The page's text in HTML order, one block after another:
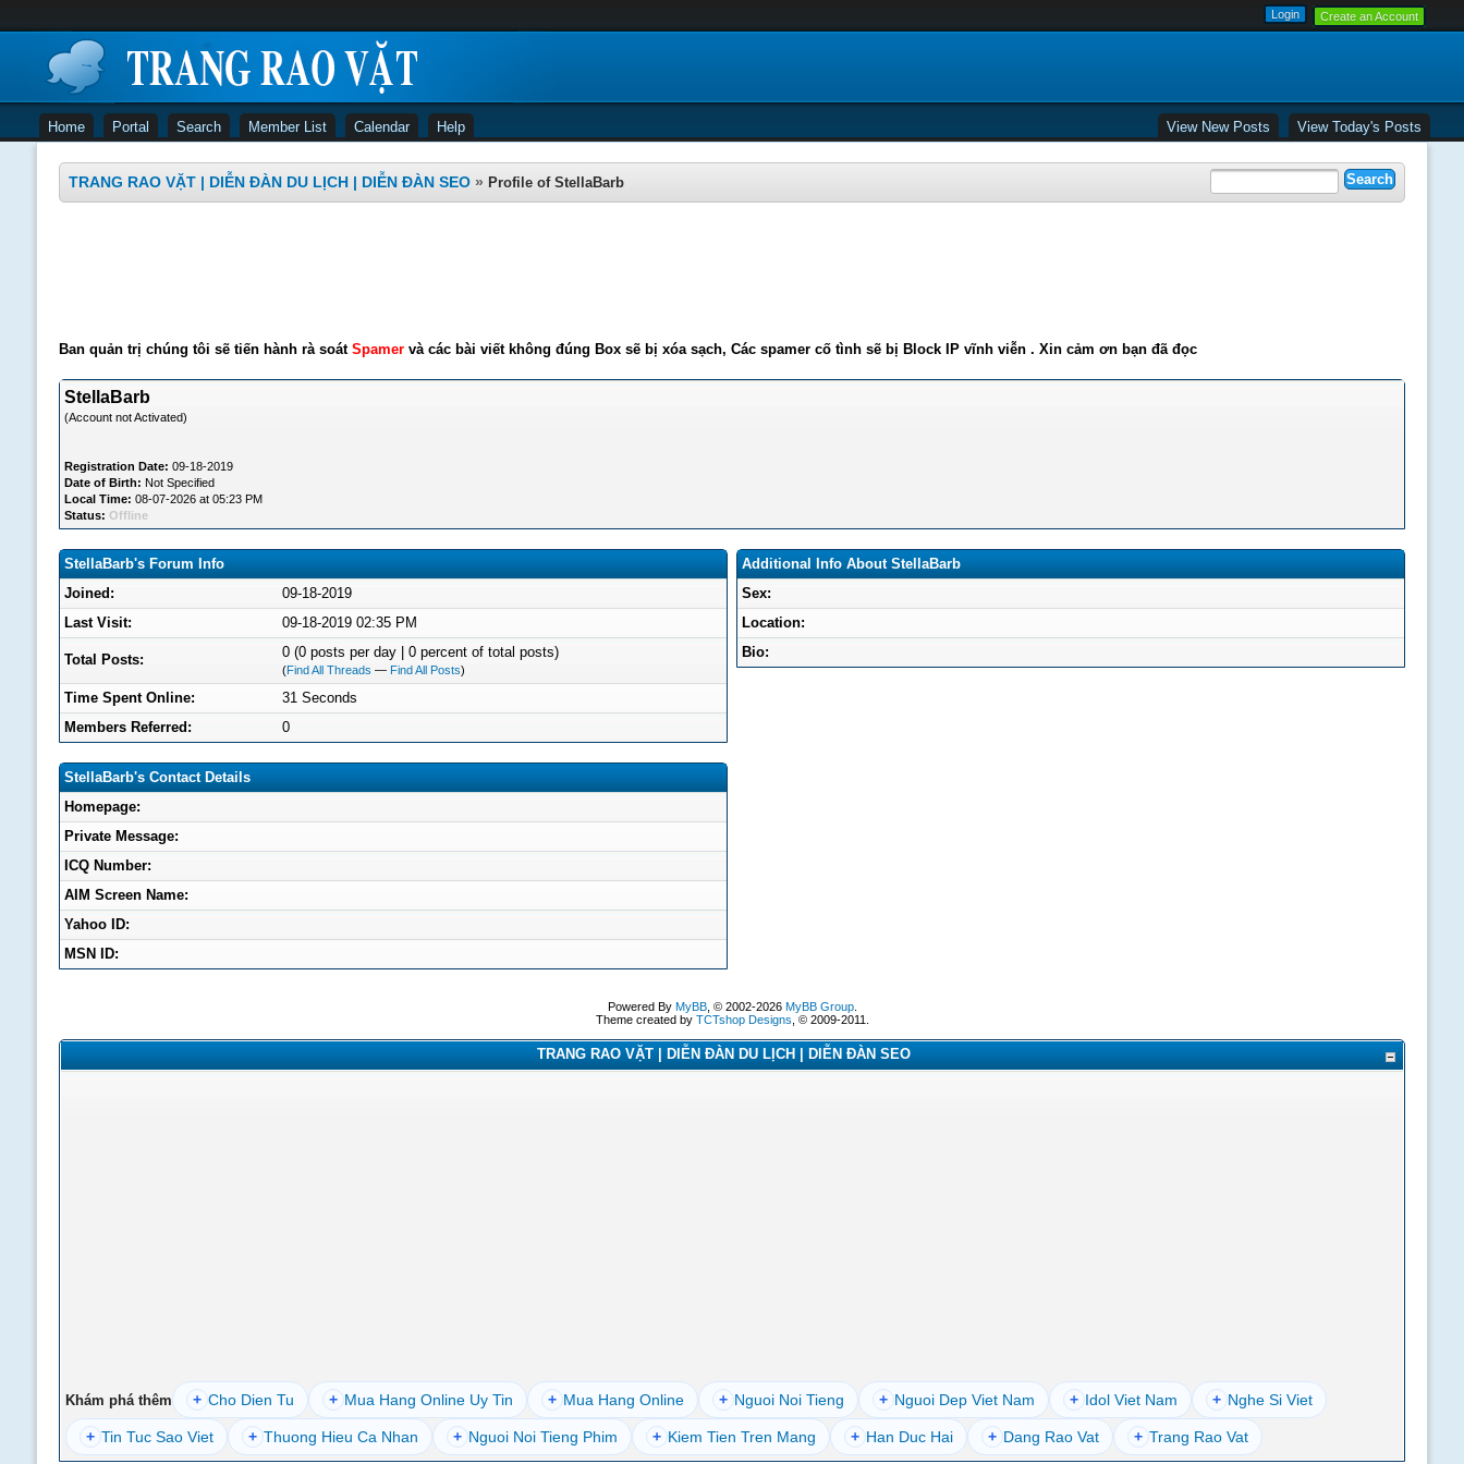
Create an Account
Home Portal Search Member List Calendar Help View New Posts View Today's Posts
TRANG RAO VẶT | DIỄN ĐÀN DU LỊCH | DIỄN ĐÀN SEO » Profile of StellaBarb
Ban quản trị chúng tôi sẽ tiến hành rà soát Spamervà các bài viết không đúng Box sẽ bị xóa sạch, Các spamer cố tình sẽ bị Block IP vĩnh viễn . Xin cảm ơn bạn đã đọc
StellaBarb
(Account not Activated)
Registration Date: 09-18-2019
Date of Birth: Not Specified
Local Time: 08-07-2026 at 05:23 PM
Status: Offline
StellaBarb's Forum Info
Joined:
09-18-2019
Last Visit:
09-18-2019 02:35 PM
Total Posts: 0 (0 posts per day | 0 percent of total posts)
(Find All Threads — Find All Posts)
Time Spent Online:
31 Seconds
Members Referred:
0
StellaBarb's Contact Details
Homepage:
Private Message:
ICQ Number:
AIM Screen Name:
Yahoo ID:
MSN ID:
Additional Info About StellaBarb
Sex:
Location:
Bio:
Powered By MyBB, © 2002-2026 MyBB Group.
Theme created by TCTshop Designs , © 2009-2011.
TRANG RAO VẶT | DIỄN ĐÀN DU LỊCH | DIỄN ĐÀN SEO
Khám phá thêm + Cho Dien Tu + Mua Hang Online Uy Tin + Mua Hang Online + Nguoi Noi Tieng + Nguoi Dep Viet Nam + Idol Viet Nam + Nghe Si Viet
+ Tin Tuc Sao Viet + Thuong Hieu Ca Nhan + Nguoi Noi Tieng Phim + Kiem Tien Tren Mang + Han Duc Hai + Dang Rao Vat + Trang Rao Vat